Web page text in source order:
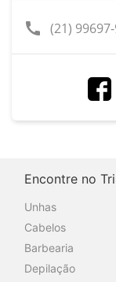
call (21)
Encontre no
Unhas
Cabelos
Barbearia
Depilação